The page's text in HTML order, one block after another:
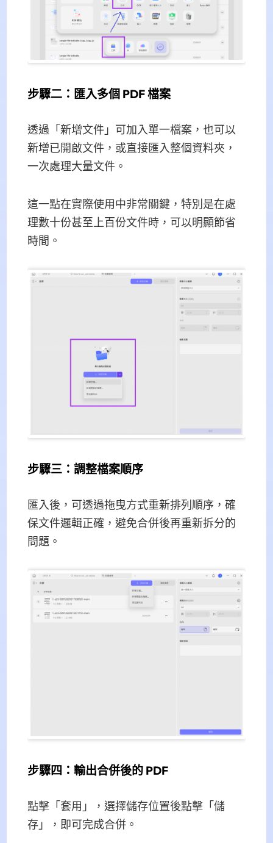
步驟二：匯入多個 PDF 檔案
透過「新增文件」可加入單一檔案，也可以
新增已開啟文件，或直接匯入整個資料夾，
一次處理大量文件。
這一點在實際使用中非常關鍵，特別是在處
理數十份甚至上百份文件時，可以明顯節省
時間。
步驟三：調整檔案順序
匯入後，可透過拖曳方式重新排列順序，確
保文件邏輯正確，避免合併後再重新拆分的
問題。
步驟四：輸出合併後的 PDF
點擊「套用」，選擇儲存位置後點擊「儲
存」，即可完成合併。